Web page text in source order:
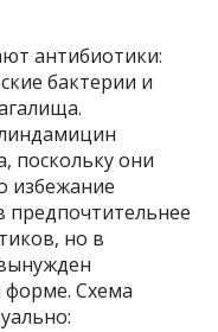
антибиотики:
бактерии и
поскольку они
избежание
предпочтительнее
но в
форме. Схема